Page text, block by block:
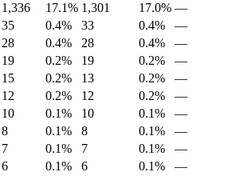
1,336 17.1% 1,301 17.0% —
35 0.4% 33 0.4%
—
28 0.4% 28 0.4%
—
19 0.2% 19 0.2%
—
15 0.2% 13 0.2%
—
12 0.2% 12 0.2%
—
10 0.1% 10 0.1%
—
8 0.1% 8 0.1%
—
7 0.1% 7 0.1%
—
6 0.1% 6 0.1%
—